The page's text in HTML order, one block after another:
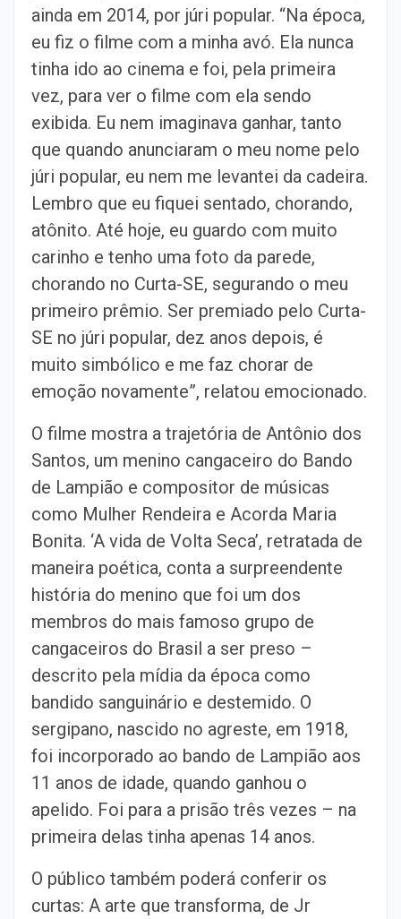
ainda em 2014, por júri popular. “Na época,
eu fiz o filme com a minha avó. Ela nunca
tinha ido ao cinema e foi, pela primeira
vez, para ver o filme com ela sendo
exibida. Eu nem imaginava ganhar, tanto
que quando anunciaram o meu nome pelo
júri popular, eu nem me levantei da cadeira.
Lembro que eu fiquei sentado, chorando,
atônito. Até hoje, eu guardo com muito
carinho e tenho uma foto da parede,
chorando no Curta-SE, segurando o meu
primeiro prêmio. Ser premiado pelo Curta-
SE no júri popular, dez anos depois, é
muito simbólico e me faz chorar de
emoção novamente”, relatou emocionado.
O filme mostra a trajetória de Antônio dos
Santos, um menino cangaceiro do Bando
de Lampião e compositor de músicas
como Mulher Rendeira e Acorda Maria
Bonita. ‘A vida de Volta Seca’, retratada de
maneira poética, conta a surpreendente
história do menino que foi um dos
membros do mais famoso grupo de
cangaceiros do Brasil a ser preso –
descrito pela mídia da época como
bandido sanguinário e destemido. O
sergipano, nascido no agreste, em 1918,
foi incorporado ao bando de Lampião aos
11 anos de idade, quando ganhou o
apelido. Foi para a prisão três vezes – na
primeira delas tinha apenas 14 anos.
O público também poderá conferir os
curtas: A arte que transforma, de Jr